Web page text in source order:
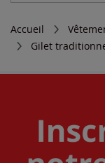
Accueil
Gilet